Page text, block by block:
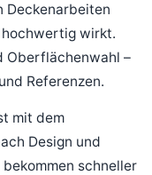
Deckenarbeiten
wirkt.
Oberflächenwahl –
Referenzen.
mit dem
Design und
schneller